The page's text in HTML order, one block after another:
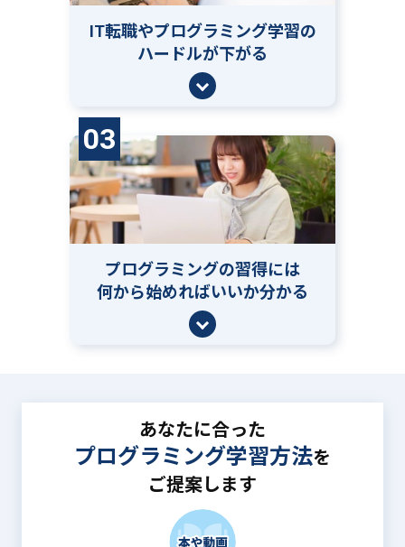
IT転職やプログラミング学習の
ハードルが下がる
03
プログラミングの習得には
何から始めればいいか分かる
あなたに合った
プログラミング学習方法を
ご提案します